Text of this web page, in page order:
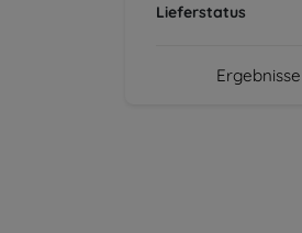
Lieferstatus
Ergebnisse